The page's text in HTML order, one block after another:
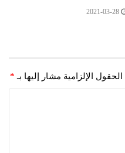
2021-03-28
الحقول الإلزامية مشار إليها بـ *